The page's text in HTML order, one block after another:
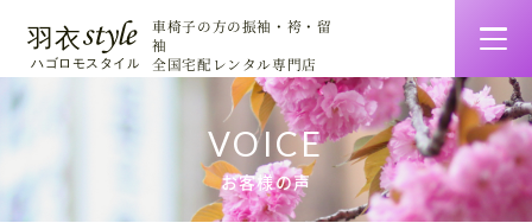
車椅子の方の振袖・袴・留
袖
全国宅配レンタル専門店
羽衣スタイルの特徴
着物一覧・料金
お客様の声